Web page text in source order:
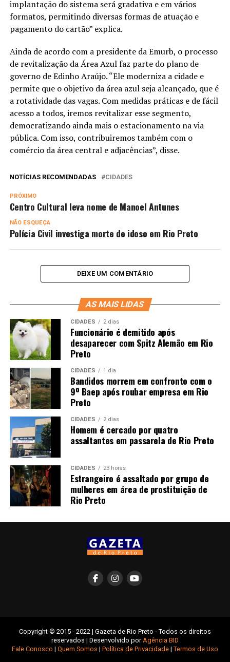
implantação do sistema será gradativa e em vários
formatos, permitindo diversas formas de atuação e
pagamento do cartão” explica.
Ainda de acordo com a presidente da Emurb, o processo
de revitalização da Área Azul faz parte do plano de
governo de Edinho Araújo. “Ele moderniza a cidade e
permite que o objetivo da área azul seja alcançado, que é
a rotatividade das vagas. Com medidas práticas e de fácil
acesso a todos, iremos revitalizar esse segmento,
democratizando ainda mais o estacionamento na via
pública. Com isso, contribuiremos também com o
comércio da área central e adjacências”, disse.
NOTÍCIAS RECOMENDADAS CIDADES
PRÓXIMO
Centro Cultural leva nome de Manoel Antunes
NÃO ESQUEÇA
Polícia Civil investiga morte de idoso em Rio Preto
DEIXE UM COMENTÁRIO
AS MAIS LIDAS
CIDADES 2 dias
Funcionário é demitido após
desaparecer com Spitz Alemão em Rio
Preto
CIDADES 1 dia
Bandidos morrem em confronto com o
9º Baep após roubar empresa em Rio
Preto
CIDADES 2 dias
Homem é cercado por quatro
assaltantes em passarela de Rio Preto
CIDADES 23 horas
Estrangeiro é assaltado por grupo de
mulheres em área de prostituição de
Rio Preto
Copyright © 2015 - 2022 | Gazeta de Rio Preto - Todos os direitos
reservados | Desenvolvido porAgência BID
Fale Conosco | Quem Somos | Política de Privacidade| Termos de Uso